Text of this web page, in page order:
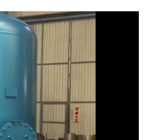
板式换热设备
定压补水装置
水处理器设备
锅炉辅机设备